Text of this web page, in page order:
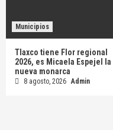
Municipios
Tlaxco tiene Flor regional
2026, es Micaela Espejel la
nueva monarca
8 agosto, 2026 Admin